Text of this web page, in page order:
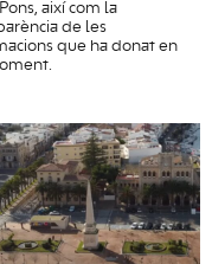
així com la
de les
que ha donat en